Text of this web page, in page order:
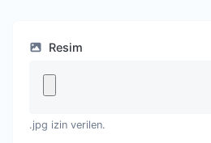
Resim
.jpg izin verilen.